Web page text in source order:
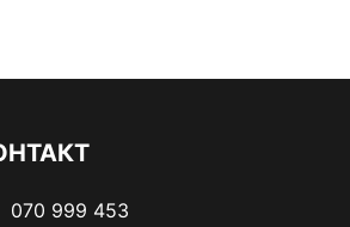
070 999 453